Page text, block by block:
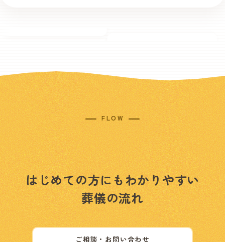
FLOW
はじめての方にもわかりやすい
葬儀の流れ
ご相談・お問い合わせ